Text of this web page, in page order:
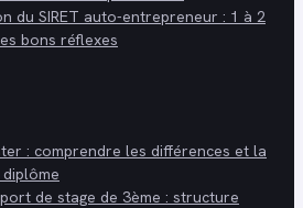
du SIRET auto-entrepreneur : 1 à 2
bons réflexes
: comprendre les différences et la
de stage de 3ème : structure